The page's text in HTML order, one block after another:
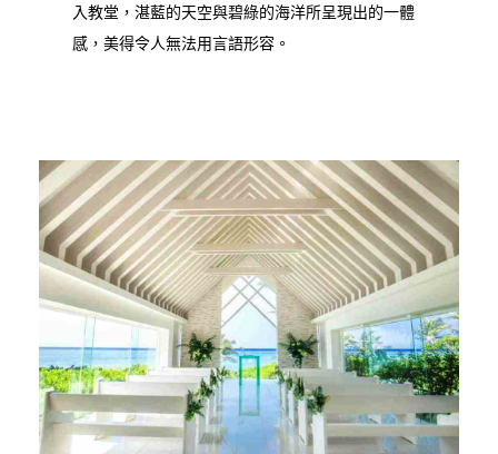
入教堂，湛藍的天空與碧綠的海洋所呈現出的一體
感，美得令人無法用言語形容。